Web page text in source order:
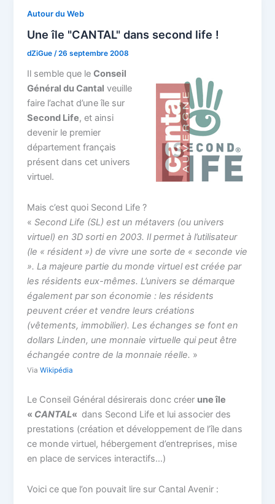
Autour du Web
Une île "CANTAL" dans second life !
dZiGue/26 septembre 2008
Il semble que leConseil
Général du Cantal veuille
faire l’achat d’une île sur
Second Life, et ainsi
devenir le premier
département français
présent dans cet univers
virtuel.
Mais c’est quoi Second Life ?
«Second Life (SL) est un métavers (ou univers
virtuel) en 3D sorti en 2003. Il permet à l’utilisateur
(le « résident ») de vivre une sorte de « seconde vie
». La majeure partie du monde virtuel est créée par
les résidents eux-mêmes. L’univers se démarque
également par son économie : les résidents
peuvent créer et vendre leurs créations
(vêtements, immobilier). Les échanges se font en
dollars Linden, une monnaie virtuelle qui peut être
échangée contre de la monnaie réelle. »
ViaWikipédia
Le Conseil Général désirerais donc créer une île
« CANTAL« dans Second Life et lui associer des
prestations (création et développement de l’île dans
ce monde virtuel, hébergement d’entreprises, mise
en place de services interactifs…)
Voici ce que l’on pouvait lire sur Cantal Avenir :